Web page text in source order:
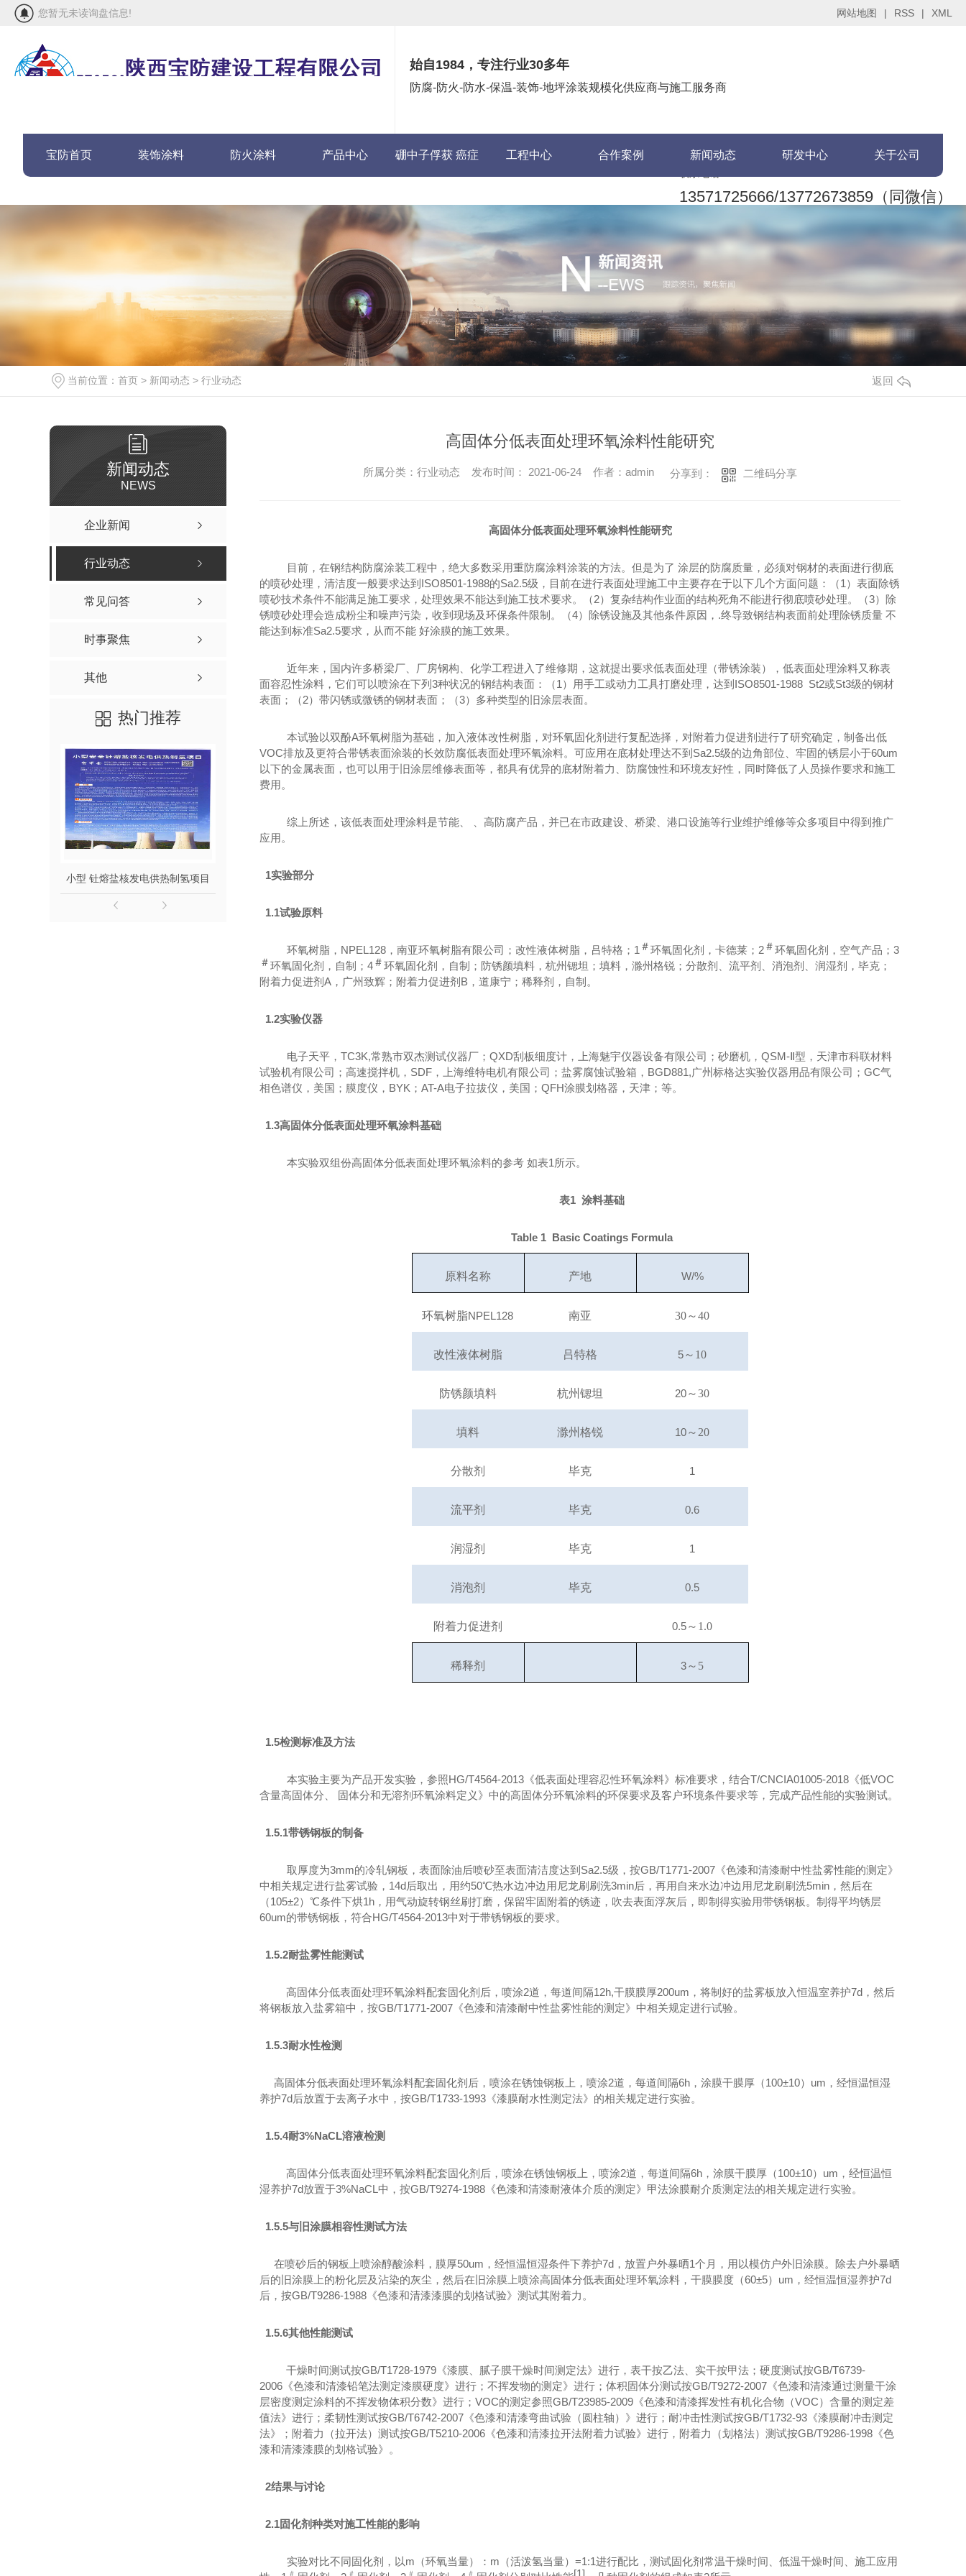
您暂无未读询盘信息! 网站地图 | RSS | XML
始自1984，专注行业30多年
防腐-防火-防水-保温-装饰-地坪涂装规模化供应商与施工服务商
13571725666/13772673859（同微信）
宝防首页 装饰涂料 防火涂料 产品中心 硼中子俘获 癌症 工程中心 合作案例 新闻动态 研发中心 关于公司
当前位置： 首页 > 新闻动态 > 行业动态 返回
新闻动态
NEWS
企业新闻
行业动态
常见问答
时事聚焦
其他
热门推荐
小型 钍熔盐核发电供热制氢项目 钍熔盐堆发电供热项目介绍
高固体分低表面处理环氧涂料性能研究
所属分类：行业动态 发布时间： 2021-06-24 作者：admin 分享到： 二维码分享
高固体分低表面处理环氧涂料性能研究
目前，在钢结构防腐涂装工程中，绝大多数采用重防腐涂料涂装的方法。但是为了 涂层的防腐质量，必须对钢材的表面进行彻底
的喷砂处理，清洁度一般要求达到 ISO8501-1988的Sa2.5级，目前在进行表面处理施工中主要存在于以下几个方面问题：（1）表面除锈
喷砂技术条件不能满足施工要求，处理效果不能达到施工技术要求。（2）复杂结构作业面的结构死角不能进行彻底喷砂处理。（3）除
锈喷砂处理会造成粉尘和噪声污染，收到现场及环保条件限制。（4）除锈设施及其他条件原因，.终导致钢结构表面前处理除锈质量 不
能达到标准Sa2.5要求，从而不能 好涂膜的施工效果。
近年来，国内许多桥梁厂、厂房钢构、化学工程进入了维修期，这就提出要求低表面处理（带锈涂装），低表面处理涂料又称表
面容忍性涂料，它们可以喷涂在下列3种状况的钢结构表面：（1）用手工或动力工具打磨处理，达到ISO8501-1988 St2或St3级的钢材
表面；（2）带闪锈或微锈的钢材表面；（3）多种类型的旧涂层表面。
本试验以双酚A环氧树脂为基础，加入液体改性树脂，对环氧固化剂进行复配选择，对附着力促进剂进行了研究确定，制备出低
VOC排放及更符合带锈表面涂装的长效防腐低表面处理环氧涂料。可应用在底材处理达不到Sa2.5级的边角部位、牢固的锈层小于60um
以下的金属表面，也可以用于旧涂层维修表面等，都具有优异的底材附着力、防腐蚀性和环境友好性，同时降低了人员操作要求和施工
费用。
综上所述，该低表面处理涂料是节能、 、高防腐产品，并已在市政建设、桥梁、港口设施等行业维护维修等众多项目中得到推广
应用。
1实验部分
1.1试验原料
环氧树脂， NPEL128，南亚环氧树脂有限公司；改性液体树脂，吕特格；1 ＃环氧固化剂，卡德莱； 2＃环氧固化剂，空气产品； 3
＃环氧固化剂，自制；4＃环氧固化剂，自制；防锈颜填料，杭州锶坦；填料，滁州格锐；分散剂、流平剂、消泡剂、润湿剂，毕克；
附着力促进剂A，广州致辉；附着力促进剂B，道康宁；稀释剂，自制。
1.2实验仪器
电子天平， TC3K,常熟市双杰测试仪器厂；QXD刮板细度计，上海魅宇仪器设备有限公司；砂磨机，QSM-Ⅱ型，天津市科联材料
试验机有限公司；高速搅拌机，SDF，上海维特电机有限公司；盐雾腐蚀试验箱，BGD881,广州标格达实验仪器用品有限公司；GC气
相色谱仪，美国；膜度仪，BYK；AT-A电子拉拔仪，美国；QFH涂膜划格器，天津；等。
1.3高固体分低表面处理环氧涂料基础
本实验双组份高固体分低表面处理环氧涂料的参考 如表1所示。
表1 涂料基础
Table 1 Basic Coatings Formula
原料名称 产地 W/%
环氧树脂NPEL128 南亚 30～40
改性液体树脂 吕特格 5～10
防锈颜填料 杭州锶坦 20～30
填料 滁州格锐 10～20
分散剂 毕克 1
流平剂 毕克 0.6
润湿剂 毕克 1
消泡剂 毕克 0.5
附着力促进剂 0.5～1.0
稀释剂 3～5
1.5检测标准及方法
本实验主要为产品开发实验，参照HG/T4564-2013《低表面处理容忍性环氧涂料》标准要求，结合T/CNCIA01005-2018《低VOC
含量高固体分、 固体分和无溶剂环氧涂料定义》中的高固体分环氧涂料的环保要求及客户环境条件要求等，完成产品性能的实验测试。
1.5.1带锈钢板的制备
取厚度为3mm的冷轧钢板，表面除油后喷砂至表面清洁度达到Sa2.5级，按GB/T1771-2007《色漆和清漆耐中性盐雾性能的测定》
中相关规定进行盐雾试验，14d后取出，用约50℃热水边冲边用尼龙刷刷洗3min后，再用自来水边冲边用尼龙刷刷洗5min，然后在
（105±2）℃条件下烘1h，用气动旋转钢丝刷打磨，保留牢固附着的锈迹，吹去表面浮灰后，即制得实验用带锈钢板。制得平均锈层
60um的带锈钢板，符合HG/T4564-2013中对于带锈钢板的要求。
1.5.2耐盐雾性能测试
高固体分低表面处理环氧涂料配套固化剂后，喷涂2道，每道间隔12h,干膜膜厚200um，将制好的盐雾板放入恒温室养护7d，然后
将钢板放入盐雾箱中，按GB/T1771-2007《色漆和清漆耐中性盐雾性能的测定》中相关规定进行试验。
1.5.3耐水性检测
高固体分低表面处理环氧涂料配套固化剂后，喷涂在锈蚀钢板上，喷涂2道，每道间隔6h，涂膜干膜厚（100±10）um，经恒温恒湿
养护7d后放置于去离子水中，按GB/T1733-1993《漆膜耐水性测定法》的相关规定进行实验。
1.5.4耐3%NaCL溶液检测
高固体分低表面处理环氧涂料配套固化剂后，喷涂在锈蚀钢板上，喷涂2道，每道间隔6h，涂膜干膜厚（100±10）um，经恒温恒
湿养护7d放置于3%NaCL中，按GB/T9274-1988《色漆和清漆耐液体介质的测定》甲法涂膜耐介质测定法的相关规定进行实验。
1.5.5与旧涂膜相容性测试方法
在喷砂后的钢板上喷涂醇酸涂料，膜厚50um，经恒温恒湿条件下养护7d，放置户外暴晒1个月，用以模仿户外旧涂膜。除去户外暴晒
后的旧涂膜上的粉化层及沾染的灰尘，然后在旧涂膜上喷涂高固体分低表面处理环氧涂料，干膜膜度（60±5）um，经恒温恒湿养护7d
后，按GB/T9286-1988《色漆和清漆漆膜的划格试验》测试其附着力。
1.5.6其他性能测试
干燥时间测试按GB/T1728-1979《漆膜、腻子膜干燥时间测定法》进行，表干按乙法、实干按甲法；硬度测试按GB/T6739-
2006《色漆和清漆铅笔法测定漆膜硬度》进行；不挥发物的测定》进行；体积固体分测试按GB/T9272-2007《色漆和清漆通过测量干涂
层密度测定涂料的不挥发物体积分数》进行；VOC的测定参照GB/T23985-2009《色漆和清漆挥发性有机化合物（VOC）含量的测定差
值法》进行；柔韧性测试按GB/T6742-2007《色漆和清漆弯曲试验（圆柱轴）》进行；耐冲击性测试按GB/T1732-93《漆膜耐冲击测定
法》；附着力（拉开法）测试按GB/T5210-2006《色漆和清漆拉开法附着力试验》进行，附着力（划格法）测试按GB/T9286-1998《色
漆和清漆漆膜的划格试验》。
2结果与讨论
2.1固化剂种类对施工性能的影响
实验对比不同固化剂，以m（环氧当量）：m（活泼氢当量）=1:1进行配比，测试固化剂常温干燥时间、低温干燥时间、施工应用
﹟ ﹟ ﹟ ﹟ [1]